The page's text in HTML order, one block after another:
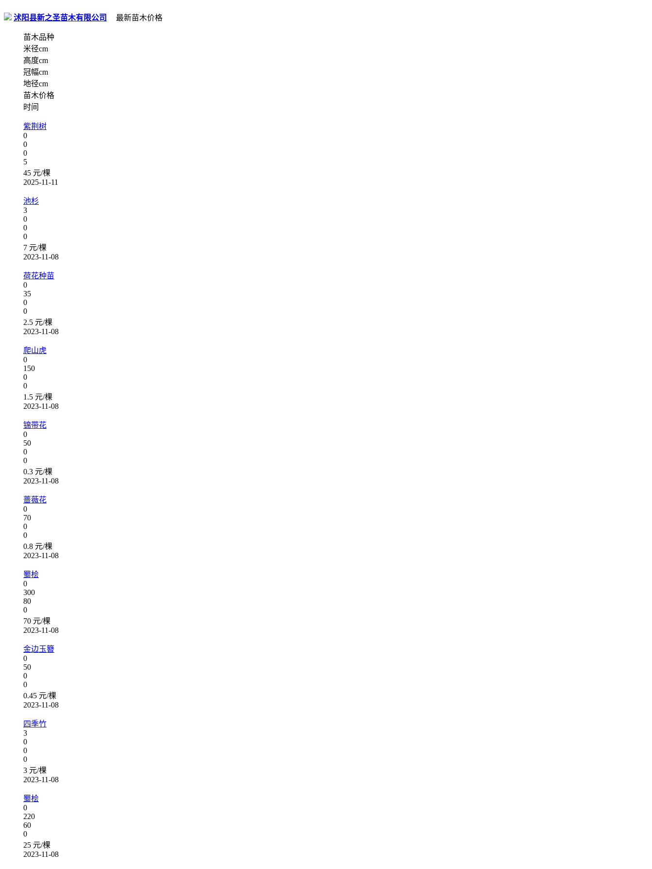
沭阳县新之圣苗木有限公司 最新苗木价格
苗木品种
米径cm
高度cm
冠幅cm
地径cm
苗木价格
时间
紫荆树
0
0
0
5
45 元/棵
2025-11-11
池杉
3
0
0
0
7 元/棵
2023-11-08
荷花种苗
0
35
0
0
2.5 元/棵
2023-11-08
爬山虎
0
150
0
0
1.5 元/棵
2023-11-08
锦带花
0
50
0
0
0.3 元/棵
2023-11-08
蔷薇花
0
70
0
0
0.8 元/棵
2023-11-08
蜀桧
0
300
80
0
70 元/棵
2023-11-08
金边玉簪
0
50
0
0
0.45 元/棵
2023-11-08
四季竹
3
0
0
0
3 元/棵
2023-11-08
蜀桧
0
220
60
0
25 元/棵
2023-11-08